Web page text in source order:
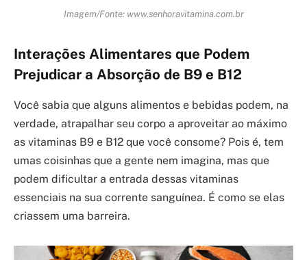
Imagem/Fonte: www.senhoravitamina.com.br
Interações Alimentares que Podem
Prejudicar a Absorção de B9 e B12
Você sabia que alguns alimentos e bebidas podem, na
verdade, atrapalhar seu corpo a aproveitar ao máximo
as vitaminas B9 e B12 que você consome? Pois é, tem
umas coisinhas que a gente nem imagina, mas que
podem dificultar a entrada dessas vitaminas
essenciais na sua corrente sanguínea. É como se elas
criassem uma barreira.